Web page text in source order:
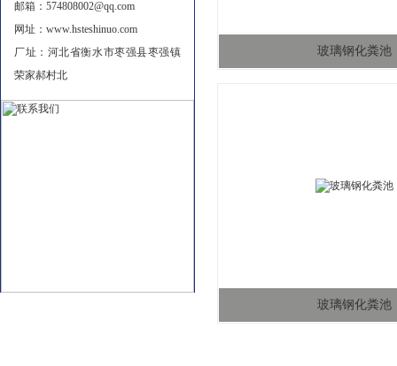
邮箱：574808002@qq.com
网址：www.hsteshinuo.com
厂址：河北省衡水市枣强县枣强镇
荣家郝村北
玻璃钢化粪池
玻璃钢化粪池